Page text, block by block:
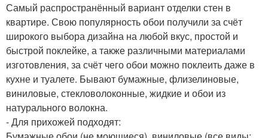
Самый распространённый вариант отделки стен в
квартире. Свою популярность обои получили за счёт
широкого выбора дизайна на любой вкус, простой и
быстрой поклейке, а также различными материалами
изготовления, за счёт чего обои можно поклеить даже в
кухне и туалете. Бывают бумажные, флизелиновые,
виниловые, стекловолоконные, жидкие и обои из
натурального волокна.
- Для прихожей подходят: